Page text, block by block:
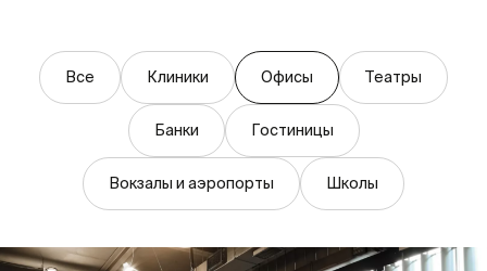
Все Клиники Офисы Театры
Банки Гостиницы
Вокзалы и аэропорты Школы